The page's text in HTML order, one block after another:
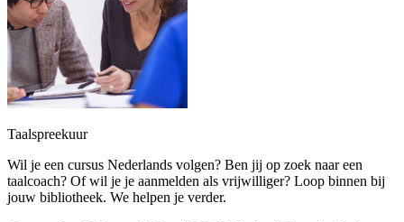
Taalspreekuur
Wil je een cursus Nederlands volgen? Ben jij op zoek naar een
taalcoach? Of wil je je aanmelden als vrijwilliger? Loop binnen bij
jouw bibliotheek. We helpen je verder.